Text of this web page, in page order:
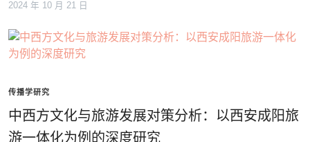
2024 年 10 月 21 日
传播学研究
中西方文化与旅游发展对策分析：以西安成阳旅
游一体化为例的深度研究